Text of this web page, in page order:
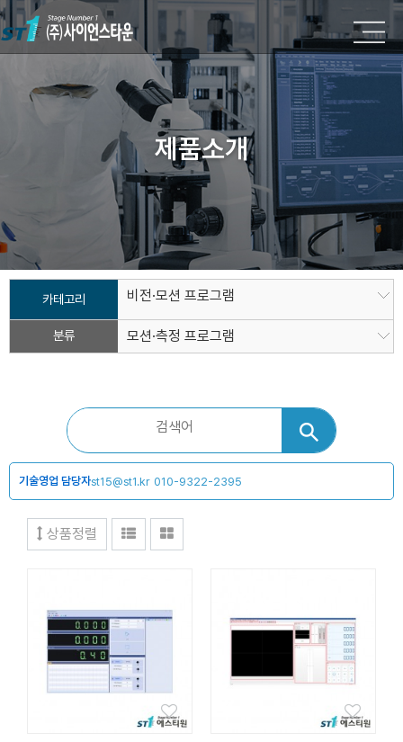
제품소개
카테고리 비전·모션 프로그램
분류 모션·측정 프로그램
기술영업 담당자st15@st1.kr 010-9322-2395
상품정렬